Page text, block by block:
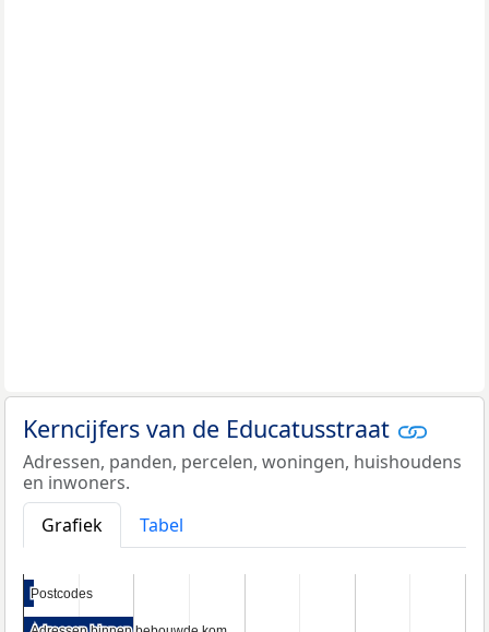
Kerncijfers van de Educatusstraat
Adressen, panden, percelen, woningen, huishoudens
en inwoners.
Grafiek
Tabel
Postcodes
Postcodes